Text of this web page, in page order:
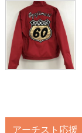
アーチスト応援